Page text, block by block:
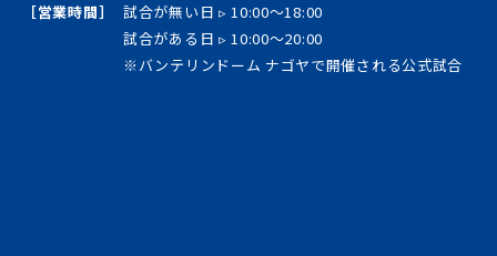
［営業時間］
試合が無い日 ▹ 10:00～18:00
試合がある日 ▹ 10:00～20:00
※バンテリンドーム ナゴヤで開催される公式試合